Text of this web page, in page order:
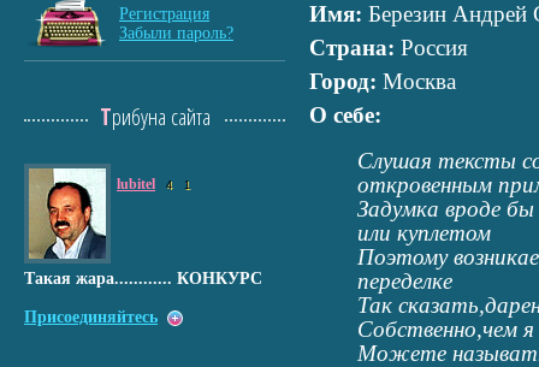
Имя: Березин Андрей
Страна: Россия
Город: Москва
О себе:
Слушая тексты
откровенным
Задумка вроде
или куплетом
Поэтому
переделке
Так
Собственно,чем я
Можете
Регистрация
Забыли пароль?
Трибуна сайта
lubitel 4 1
Такая жара............ КОНКУРС
Присоединяйтесь